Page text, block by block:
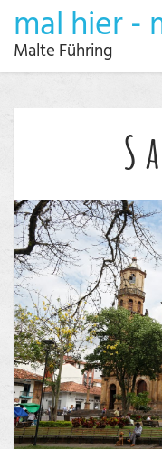
mal hier -
Malte Führing